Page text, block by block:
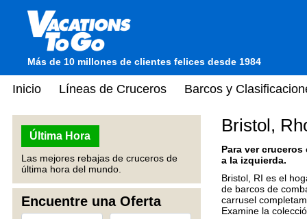
Más de 10 millones de clientes felices desde 1984
Inicio Líneas de Cruceros Barcos y
Última Hora
Las mejores rebajas de cruceros de
última hora del mundo.
Encuentre una Oferta
Bristol,
Para ver
a la izquierda.
Bristol, RI es el
de barcos de
carrusel
Examine la